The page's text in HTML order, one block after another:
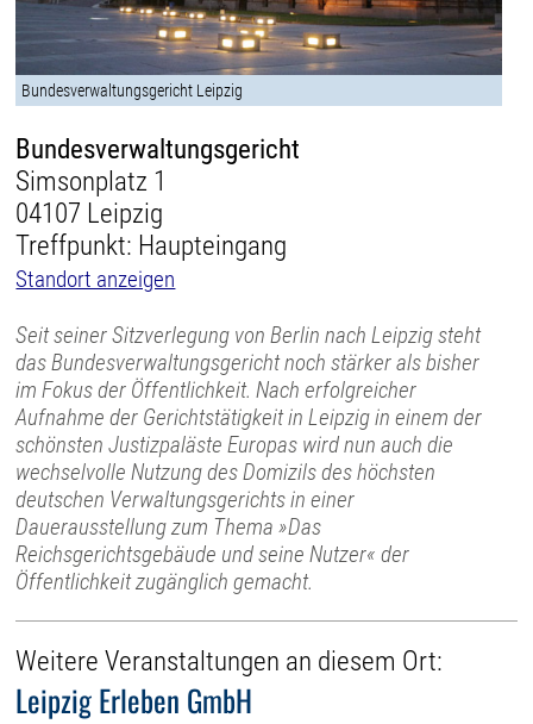
Bundesverwaltungsgericht Leipzig
Bundesverwaltungsgericht
Simsonplatz 1
04107 Leipzig
Treffpunkt: Haupteingang
Standort anzeigen
Seit seiner Sitzverlegung von Berlin nach Leipzig steht
das Bundesverwaltungsgericht noch stärker als bisher
im Fokus der Öffentlichkeit. Nach erfolgreicher
Aufnahme der Gerichtstätigkeit in Leipzig in einem der
schönsten Justizpaläste Europas wird nun auch die
wechselvolle Nutzung des Domizils des höchsten
deutschen Verwaltungsgerichts in einer
Dauerausstellung zum Thema »Das
Reichsgerichtsgebäude und seine Nutzer« der
Öffentlichkeit zugänglich gemacht.
Weitere Veranstaltungen an diesem Ort:
Leipzig Erleben GmbH